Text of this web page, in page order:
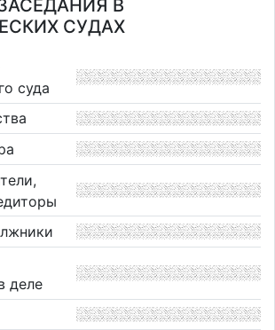
В
СУДАХ
суда
деле